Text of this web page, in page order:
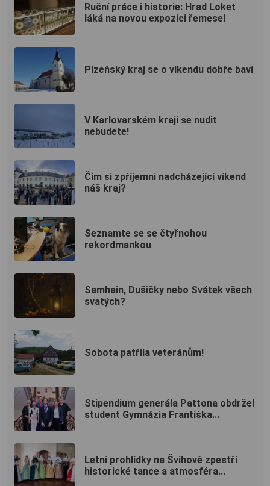
Ruční práce i historie: Hrad Loket
láká na novou expozici řemesel
Plzeňský kraj se o víkendu dobře baví
V Karlovarském kraji se nudit
nebudete!
Čím si zpříjemní nadcházející víkend
náš kraj?
Seznamte se se čtyřnohou
rekordmankou
Samhain, Dušičky nebo Svátek všech
svatých?
Sobota patřila veteránům!
Stipendium generála Pattona obdržel
student Gymnázia Františka...
Letní prohlídky na Švihově zpestří
historické tance a atmosféra...